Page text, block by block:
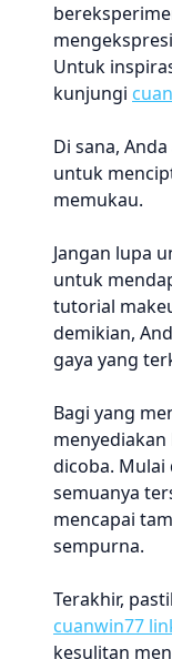
Untuk
kunjungi
Di sana,
untuk
memukau.
Jangan lupa
untuk
tutorial
demikian,
gaya yang
Bagi yang
dicoba. Mulai
semuanya
mencapai
sempurna.
Terakhir,
cuanwin77
kesulitan